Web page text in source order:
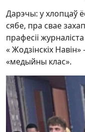
Дарэчы: у хлопцаў
сябе, пра свае
прафесіі
« Жодзінскіх
«медыйны клас».